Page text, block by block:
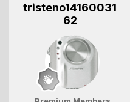
tristeno14160031
62